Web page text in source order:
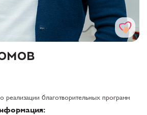
реализации благотворительных программ